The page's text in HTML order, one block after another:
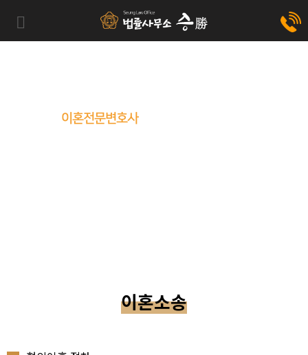
이혼전문변호사만의 격이 다른 솔루션,
이혼소송